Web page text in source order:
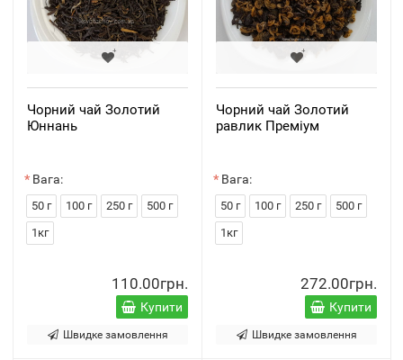
Чорний чай Золотий
Юннань
Вага:
50 г 100 г 250 г
500 г
1кг
110.00грн.
Купити
Швидке замовлення
Чорний чай Золотий
равлик Преміум
Вага:
50 г 100 г 250 г
500 г
1кг
272.00грн.
Купити
Швидке замовлення